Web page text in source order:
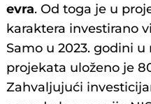
evra. Od toga je u
karaktera investirano
Samo u 2023. godini
projekata uloženo je
Zahvaljujući